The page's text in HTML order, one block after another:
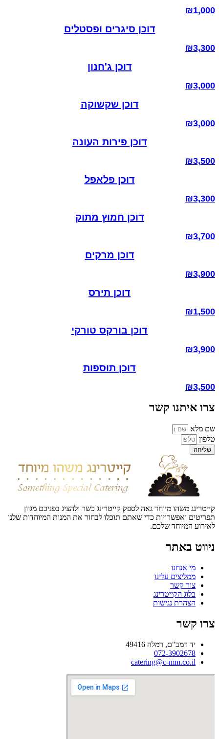
₪1,000
דוכן סיגרים ופסטלים
₪3,300
דוכן ג'חנון
₪3,000
דוכן שקשוקה
₪3,000
דוכן פירות העונה
₪3,500
דוכן פלאפל
₪3,300
דוכן חמוץ מתוק
₪3,700
דוכן מרקים
₪3,900
דוכן תירס
₪1,500
דוכן בורקס טורקי
₪3,900
דוכן תוספות
₪3,500
צרו איתנו קשר
שם מלא
טלפון
שליחה
קייטרינג משהו מיוחד גאה לספק קייטרינג כשר ולהציג בפניכם מגוון
תפריטים ואפשרויות כדי שאתם תוכלו לבחור את המנות המיוחדות שלנו
לאירוע המיוחד שלכם.
ניווט באתר
מי אנחנו
ממליצים עלינו
צור קשר
בלוג הקייטרינג
הצהרת נגישות
צרו קשר
יד רמב"ם, רמלה 49416
072-3902678
catering@c-mm.co.il